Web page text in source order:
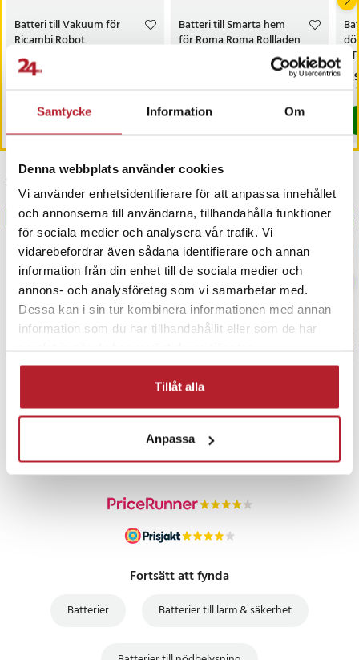
Samtycke Information Om
Denna webbplats använder cookies
Vi använder enhetsidentifierare för att anpassa innehållet
och annonserna till användarna, tillhandahålla funktioner
för sociala medier och analysera vår trafik. Vi
vidarebefordrar även sådana identifierare och annan
information från din enhet till de sociala medier och
annons- och analysföretag som vi samarbetar med.
Dessa kan i sin tur kombinera informationen med annan
information som du har tillhandahållit eller som de har
Tillåt alla
Anpassa
Batteri till Vakuum för
Ricambi Robot
Aspiratore Imetec
Pris:129 kr
129 kr
Köp
Batteri till Smarta hem
för Roma Roma Rollladen
Varan finns i vårt fjärrlager, förväntas
Senast besökta
BÄSTSÄLJARE
PRISGARANTI
UTFÖRSÄLJNING
Fortsätt att fynda
Batterier Batterier till larm & säkerhet